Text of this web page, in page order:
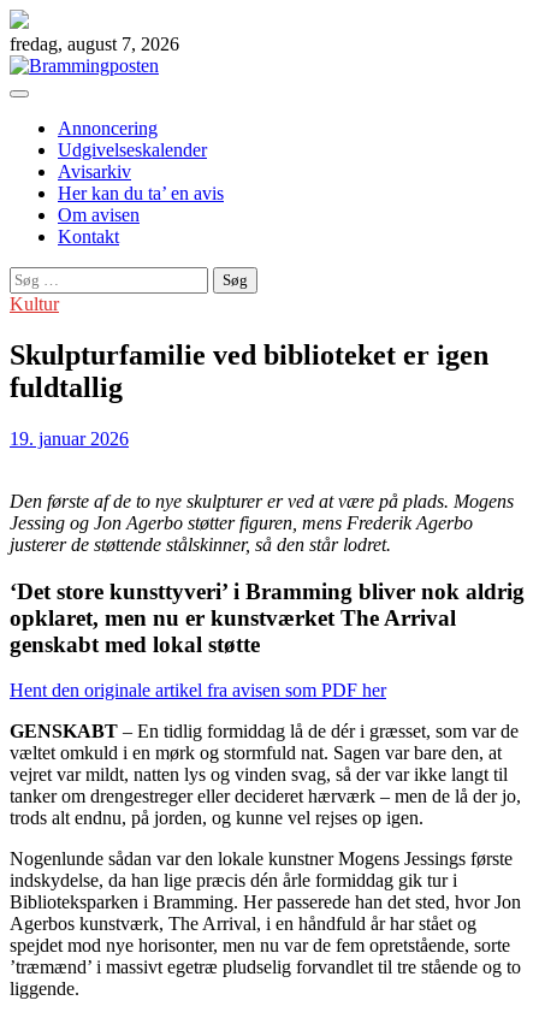
Skip
to
content
fredag, august 7, 2026
Annoncering
Udgivelseskalender
Avisarkiv
Her kan du ta’ en avis
Om avisen
Kontakt
Søg
efter:
Kultur
Skulpturfamilie ved biblioteket er igen
fuldtallig
19. januar 2026
Den første af de to nye skulpturer er ved at være på plads. Mogens
Jessing og Jon Agerbo støtter figuren, mens Frederik Agerbo
justerer de støttende stålskinner, så den står lodret.
‘Det store kunsttyveri’ i Bramming bliver nok aldrig
opklaret, men nu er kunstværket The Arrival
genskabt med lokal støtte
Hent den originale artikel fra avisen som PDF her
GENSKABT – En tidlig formiddag lå de dér i græsset, som var de
væltet omkuld i en mørk og stormfuld nat. Sagen var bare den, at
vejret var mildt, natten lys og vinden svag, så der var ikke langt til
tanker om drengestreger eller decideret hærværk – men de lå der jo,
trods alt endnu, på jorden, og kunne vel rejses op igen.
Nogenlunde sådan var den lokale kunstner Mogens Jessings første
indskydelse, da han lige præcis dén årle formiddag gik tur i
Biblioteksparken i Bramming. Her passerede han det sted, hvor Jon
Agerbos kunstværk, The Arrival, i en håndfuld år har stået og
spejdet mod nye horisonter, men nu var de fem opretstående, sorte
’træmænd’ i massivt egetræ pludselig forvandlet til tre stående og to
liggende.